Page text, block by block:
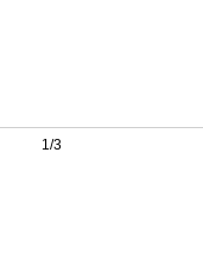
1/3